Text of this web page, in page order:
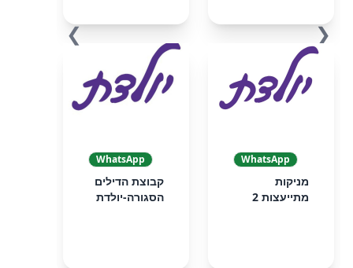
❮
WhatsApp
מניקות
מתייעצות 2
WhatsApp
קבוצת הדילים
הסגורה-יולדת
❯